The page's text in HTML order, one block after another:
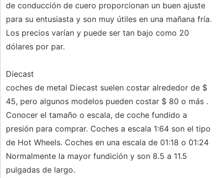
de conducción de cuero proporcionan un buen ajuste
para su entusiasta y son muy útiles en una mañana fría.
Los precios varían y puede ser tan bajo como 20
dólares por par.
Diecast
coches de metal Diecast suelen costar alrededor de $
45, pero algunos modelos pueden costar $ 80 o más .
Conocer el tamaño o escala, de coche fundido a
presión para comprar. Coches a escala 1:64 son el tipo
de Hot Wheels. Coches en una escala de 01:18 o 01:24
Normalmente la mayor fundición y son 8.5 a 11.5
pulgadas de largo.